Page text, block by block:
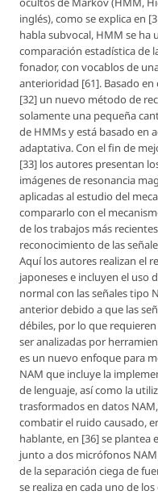
inglés), como se explica en
habla subvocal, HMM se ha
comparación estadística de
fonador, con vocablos de
anterioridad [61]. Basado
[32] un nuevo método de
solamente una pequeña
de HMMs y está basado en
adaptativa. Con el fin de
[33] los autores presentan
imágenes de resonancia
aplicadas al estudio del
compararlo con el
de los trabajos más
reconocimiento de las
Aquí los autores realizan el
japoneses e incluyen el uso
normal con las señales tipo
anterior debido a que las
débiles, por lo que
ser analizadas por
es un nuevo enfoque para
NAM que incluye la
de lenguaje, así como la
trasformados en datos
combatir el ruido causado,
hablante, en [36] se plantea
junto a dos micrófonos
de la separación ciega de
se realiza en cada uno de los